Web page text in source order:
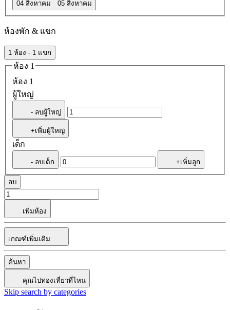
04 สิงหาคม 05 สิงหาคม
ห้องพัก & แขก
1 ห้อง - 1 แขก
ห้อง 1
ห้อง 1
ผู้ใหญ่
- ลบผู้ใหญ่
+เพิ่มผู้ใหญ่
เด็ก
- ลบเด็ก +เพิ่มลูก
ลบ
เพิ่มห้อง
เกณฑ์เพิ่มเติม
ค้นหา
คุณไปท่องเที่ยวที่ไหน
Skip search by categories